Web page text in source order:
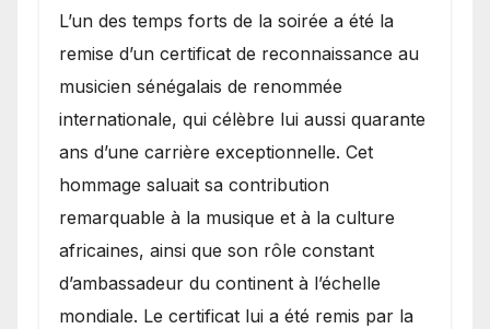
​L’un des temps forts de la soirée a été la
remise d’un certificat de reconnaissance au
musicien sénégalais de renommée
internationale, qui célèbre lui aussi quarante
ans d’une carrière exceptionnelle. Cet
hommage saluait sa contribution
remarquable à la musique et à la culture
africaines, ainsi que son rôle constant
d’ambassadeur du continent à l’échelle
mondiale. Le certificat lui a été remis par la